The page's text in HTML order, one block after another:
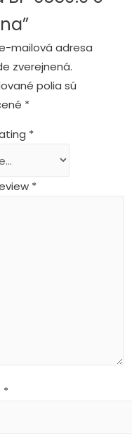
mailová adresa
zverejnená.
polia sú
*
*
*
*